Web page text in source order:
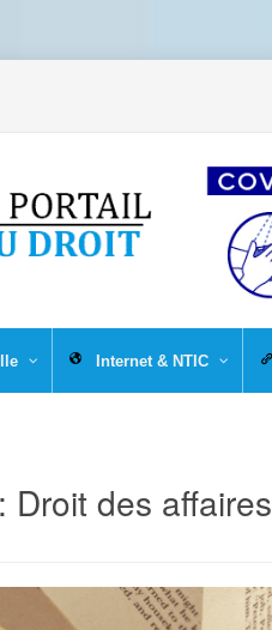
Internet & NTIC
Droit des affaires